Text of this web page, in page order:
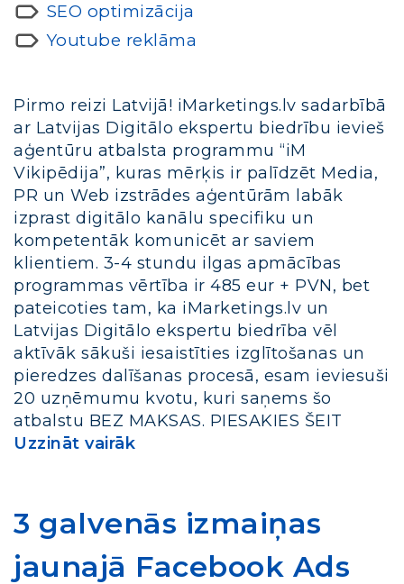
SEO optimizācija
Youtube reklāma
Pirmo reizi Latvijā! iMarketings.lv sadarbībā
ar Latvijas Digitālo ekspertu biedrību ievieš
aģentūru atbalsta programmu “iM
Vikipēdija”, kuras mērķis ir palīdzēt Media,
PR un Web izstrādes aģentūrām labāk
izprast digitālo kanālu specifiku un
kompetentāk komunicēt ar saviem
klientiem. 3-4 stundu ilgas apmācības
programmas vērtība ir 485 eur + PVN, bet
pateicoties tam, ka iMarketings.lv un
Latvijas Digitālo ekspertu biedrība vēl
aktīvāk sākuši iesaistīties izglītošanas un
pieredzes dalīšanas procesā, esam ieviesuši
20 uzņēmumu kvotu, kuri saņems šo
atbalstu BEZ MAKSAS. PIESAKIES ŠEIT
Uzzināt vairāk
3 galvenās izmaiņas
jaunajā Facebook Ads